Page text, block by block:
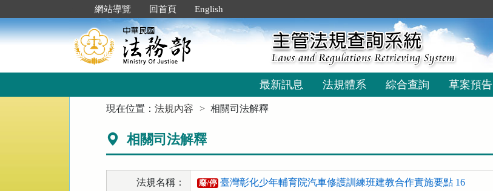
到
主
要
網站導覽 回首頁 English
最新訊息 法規體系 綜合查詢 草案預告
現在位置：法規內容 相關司法解釋
相關司法解釋
法規名稱： 廢/停 臺灣彰化少年輔育院汽車修護訓練班建教合作實施要點 16